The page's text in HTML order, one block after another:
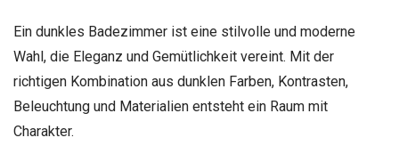
Ein dunkles Badezimmer ist eine stilvolle und moderne
Wahl, die Eleganz und Gemütlichkeit vereint. Mit der
richtigen Kombination aus dunklen Farben, Kontrasten,
Beleuchtung und Materialien entsteht ein Raum mit
Charakter.